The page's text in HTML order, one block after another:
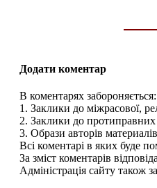
Додати коментар
В коментарях забороняється:
1. Заклики до міжрасової,
2. Заклики до протиправних
3. Образи авторів
Всі коментарі в яких буде
За зміст коментарів
Адміністрація сайту також